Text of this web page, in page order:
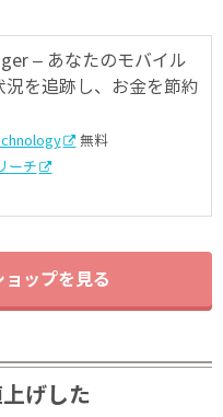
– あなたのモバイル
況を追跡し、お金を節約
無料
ーチ
ップを見る
げした